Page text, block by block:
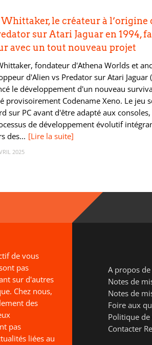
Whittaker, le créateur à l’origine
sur Atari Jaguar en 1994,
avec un tout nouveau projet
fondateur d'Athena Worlds et
d'Alien vs Predator sur Atari Jaguar
le développement d'un nouveau
provisoirement Codename Xeno. Le jeu
sur PC avant d'être adapté aux
de développement évolutif
des... [Lire la suite]
2025
de vous
pas
sur d'autres
Chez nous,
des
pas
liées au
A propos
Notes de
Notes de
Foire aux
Politique
Contacter